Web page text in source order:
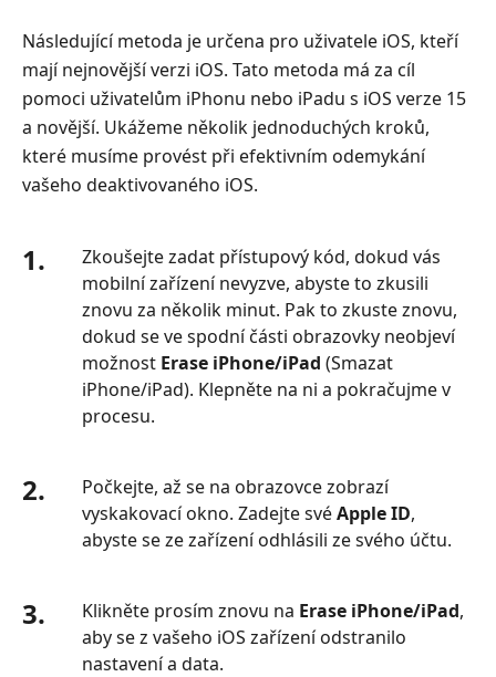
Následující metoda je určena pro uživatele iOS, kteří
mají nejnovější verzi iOS. Tato metoda má za cíl
pomoci uživatelům iPhonu nebo iPadu s iOS verze 15
a novější. Ukážeme několik jednoduchých kroků,
které musíme provést při efektivním odemykání
vašeho deaktivovaného iOS.
1.
Zkoušejte zadat přístupový kód, dokud vás
mobilní zařízení nevyzve, abyste to zkusili
znovu za několik minut. Pak to zkuste znovu,
dokud se ve spodní části obrazovky neobjeví
možnost Erase iPhone/iPad (Smazat
iPhone/iPad). Klepněte na ni a pokračujme v
procesu.
2.
Počkejte, až se na obrazovce zobrazí
vyskakovací okno. Zadejte svéApple ID,
abyste se ze zařízení odhlásili ze svého účtu.
3. Klikněte prosím znovu na Erase iPhone/iPad,
aby se z vašeho iOS zařízení odstranilo
nastavení a data.